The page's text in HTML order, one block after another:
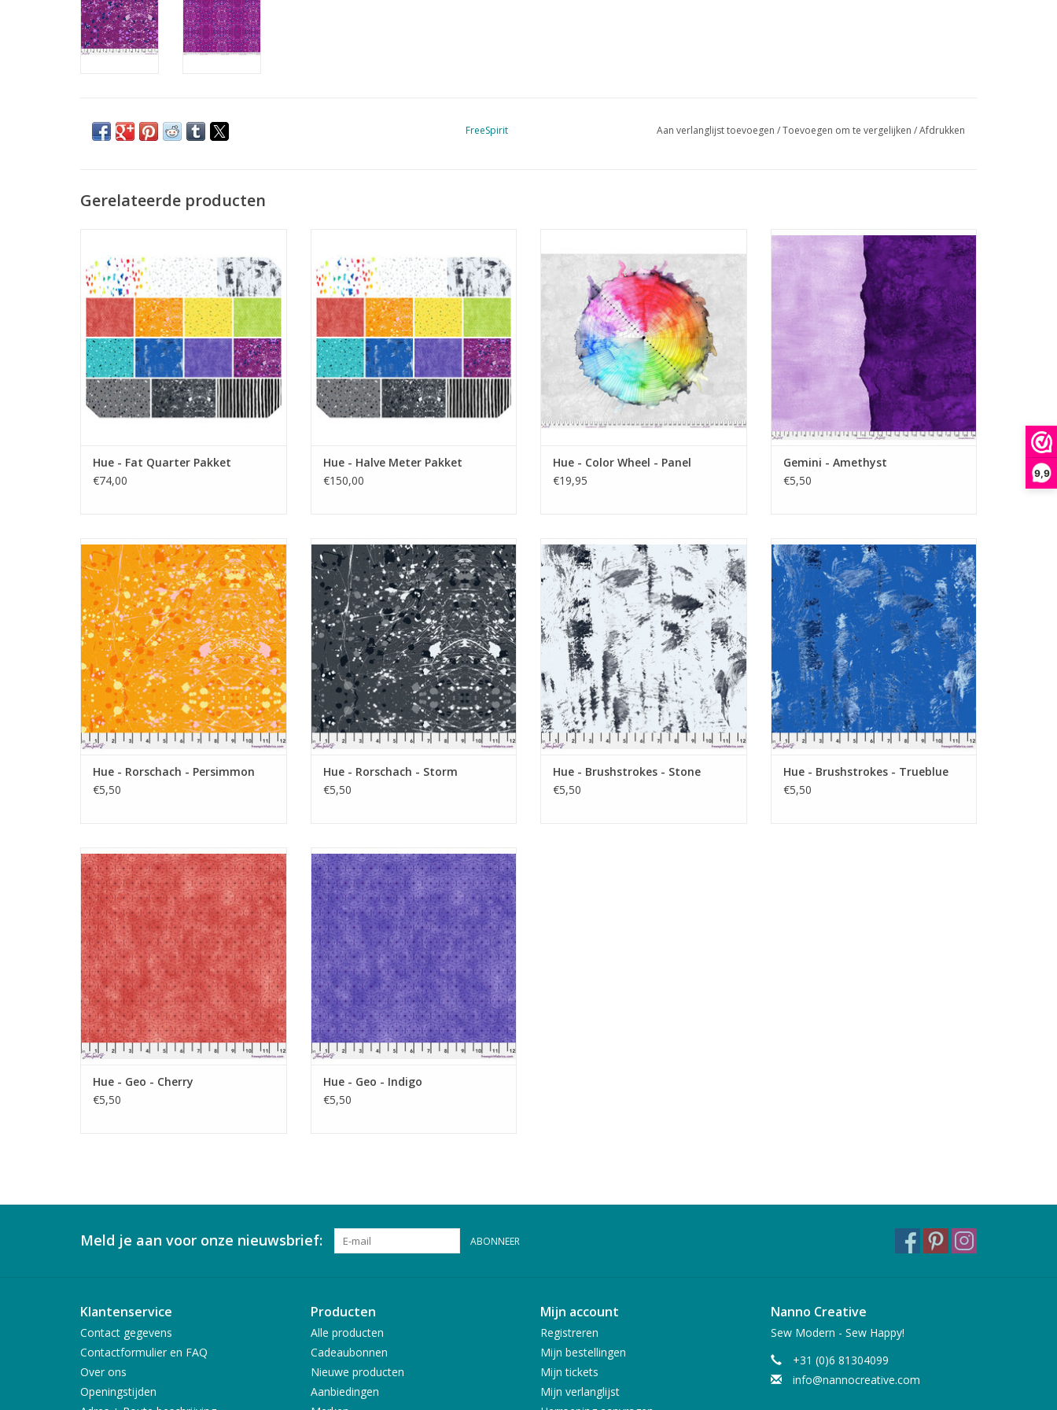
9,9
FreeSpirit Aan verlanglijst toevoegen /Toevoegen om te vergelijken /Afdrukken
Gerelateerde producten
TOEVOEGEN AAN WINKELWAGEN
Hue - Fat Quarter Pakket
€74,00
TOEVOEGEN AAN WINKELWAGEN
Hue - Halve Meter Pakket
€150,00
TOEVOEGEN AAN WINKELWAGEN
Hue - Color Wheel - Panel
€19,95
paarse blender
TOEVOEGEN AAN WINKELWAGEN
Gemini - Amethyst
€5,50
oranje met Rorschach vlekkenpatroon
TOEVOEGEN AAN WINKELWAGEN
Hue - Rorschach - Persimmon
€5,50
grijs met Rorschack vlekkenpatroon
TOEVOEGEN AAN WINKELWAGEN
Hue - Rorschach - Storm
€5,50
grijs met verfkwast streken
TOEVOEGEN AAN WINKELWAGEN
Hue - Brushstrokes - Stone
€5,50
blauw met verfkwast streken
TOEVOEGEN AAN WINKELWAGEN
Hue - Brushstrokes - Trueblue
€5,50
rood met geografisch lijnmotief
TOEVOEGEN AAN WINKELWAGEN
Hue - Geo - Cherry
€5,50
paars met geografisch lijnmotief
TOEVOEGEN AAN WINKELWAGEN
Hue - Geo - Indigo
€5,50
Meld je aan voor onze nieuwsbrief: ABONNEER
Klantenservice
Contact gegevens
Contactformulier en FAQ
Over ons
Openingstijden
Producten
Alle producten
Cadeaubonnen
Nieuwe producten
Aanbiedingen
Mijn account
Registreren
Mijn bestellingen
Mijn tickets
Mijn verlanglijst
Nanno Creative
Sew Modern - Sew Happy!
+31 (0)6 81304099
info@nannocreative.com